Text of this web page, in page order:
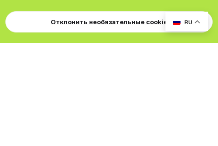
RU
Cookies Russian Обратная связь
Поддержка
Для правообладателей
EN Soundmain
Условия и правила
Политика конфиденциальности
S
Отклонить необязательные cookie